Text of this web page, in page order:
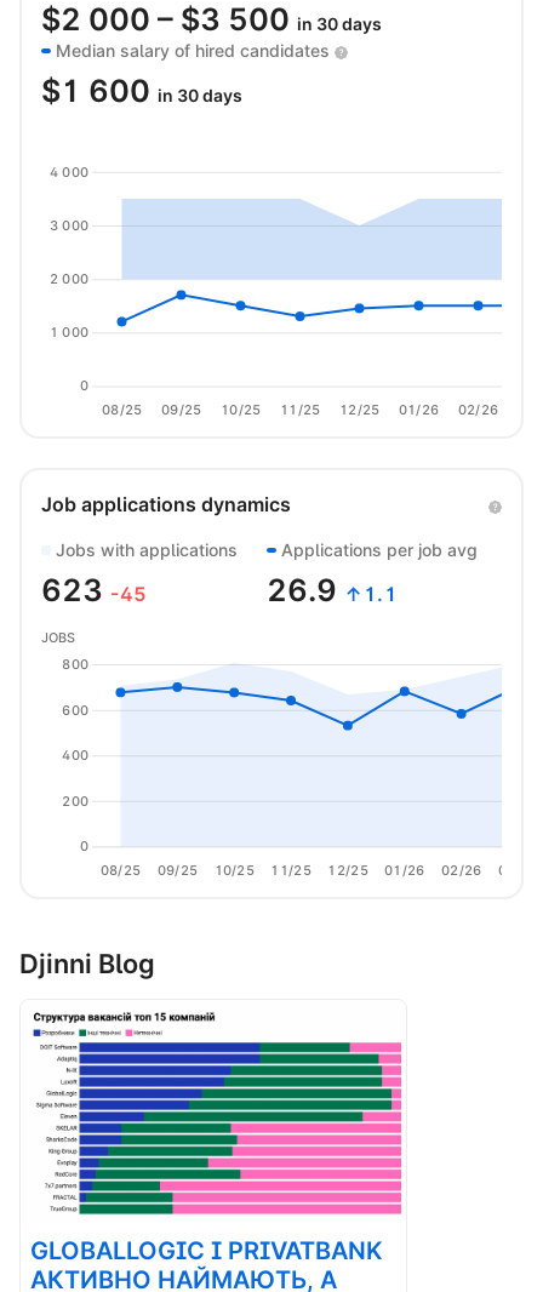
$2 000 – $3 500 in 30 days
Median salary of hired candidates
$1 600 in 30 days
08/25 09/25 10/25 11/25 12/25 01/26 02/26
0
1 000
2 000
3 000
4 000
Job applications dynamics
Jobs with applications
623 -45
Applications per job avg
26.9 ↑1.1
08/25 09/25 10/25 11/25 12/25 01/26 02/26 03/26
0
200
400
600
800
JOBS
Djinni Blog
GLOBALLOGIC І PRIVATBANK
АКТИВНО НАЙМАЮТЬ, А